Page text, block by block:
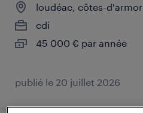
loudéac, côtes-d'armor
cdi
45 000 € par année
publié le 20 juillet 2026